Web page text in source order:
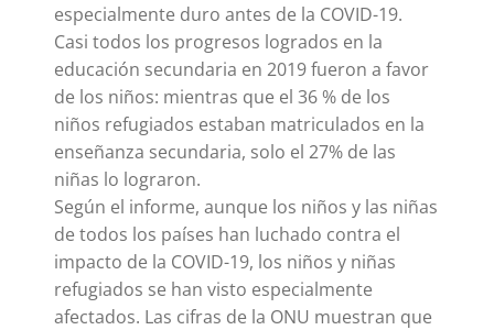
especialmente duro antes de la COVID-19.
Casi todos los progresos logrados en la
educación secundaria en 2019 fueron a favor
de los niños: mientras que el 36 % de los
niños refugiados estaban matriculados en la
enseñanza secundaria, solo el 27% de las
niñas lo lograron.
Según el informe, aunque los niños y las niñas
de todos los países han luchado contra el
impacto de la COVID-19, los niños y niñas
refugiados se han visto especialmente
afectados. Las cifras de la ONU muestran que